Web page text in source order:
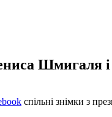
спільні знімки з